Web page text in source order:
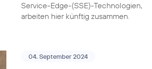
Service-Edge-(SSE)-Technologien,
arbeiten hier künftig zusammen.
04. September 2024